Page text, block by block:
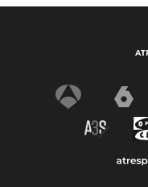
Salud sexual
Nutrición
Trabaja los glúteos